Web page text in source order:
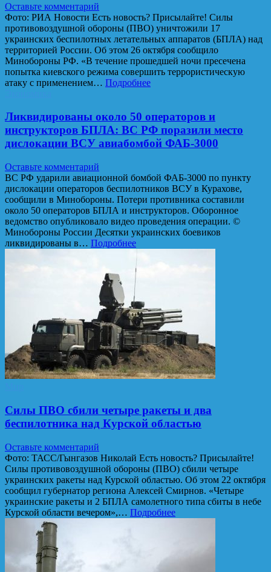
Оставьте комментарий
Фото: РИА Новости Есть новость? Присылайте! Силы
противовоздушной обороны (ПВО) уничтожили 17
украинских беспилотных летательных аппаратов (БПЛА) над
территорией России. Об этом 26 октября сообщило
Минобороны РФ. «В течение прошедшей ночи пресечена
попытка киевского режима совершить террористическую
атаку c применением… Подробнее
Ликвидированы около 50 операторов и
инструкторов БПЛА: ВС РФ поразили место
дислокации ВСУ авиабомбой ФАБ-3000
Оставьте комментарий
ВС РФ ударили авиационной бомбой ФАБ-3000 по пункту
дислокации операторов беспилотников ВСУ в Курахове,
сообщили в Минобороны. Потери противника составили
около 50 операторов БПЛА и инструкторов. Оборонное
ведомство опубликовало видео проведения операции. ©
Минобороны России Десятки украинских боевиков
ликвидированы в… Подробнее
Силы ПВО сбили четыре ракеты и два
беспилотника над Курской областью
Оставьте комментарий
Фото: ТАСС/Гынгазов Николай Есть новость? Присылайте!
Силы противовоздушной обороны (ПВО) сбили четыре
украинских ракеты над Курской областью. Об этом 22 октября
сообщил губернатор региона Алексей Смирнов. «Четыре
украинские ракеты и 2 БПЛА самолетного типа сбиты в небе
Курской области вечером»,… Подробнее